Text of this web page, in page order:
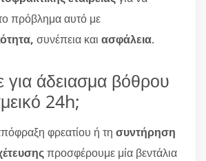
πρόβλημα αυτό με
συνέπεια και ασφάλεια.
για άδειασμα βόθρου
24h;
φρεατίου ή τη συντήρηση
προσφέρουμε μία βεντάλια